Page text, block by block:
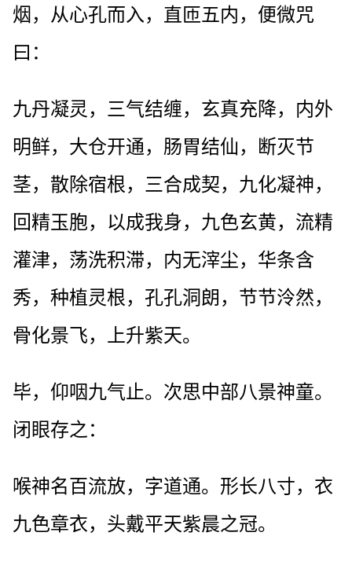
烟，从心孔而入，直匝五内，便微咒
曰：
九丹凝灵，三气结缠，玄真充降，内外
明鲜，大仓开通，肠胃结仙，断灭节
茎，散除宿根，三合成契，九化凝神，
回精玉胞，以成我身，九色玄黄，流精
灌津，荡洗积滞，内无滓尘，华条含
秀，种植灵根，孔孔洞朗，节节泠然，
骨化景飞，上升紫天。
毕，仰咽九气止。次思中部八景神童。
闭眼存之：
喉神名百流放，字道通。形长八寸，衣
九色章衣，头戴平天紫晨之冠。